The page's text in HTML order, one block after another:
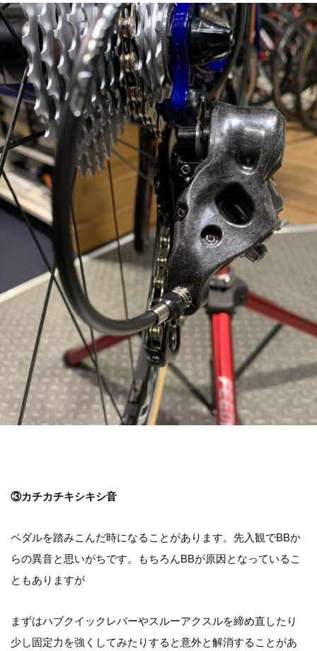
③カチカチキシキシ音
ペダルを踏みこんだ時になることがあります。 先入観でBBか
らの異音と思いがちです。
もちろんBBが原因となっているこ
ともありますが
まずはハブクイックレバーやスルーアクスルを締め直したり
少し固定力を強くしてみたりすると意外と解消することがあ